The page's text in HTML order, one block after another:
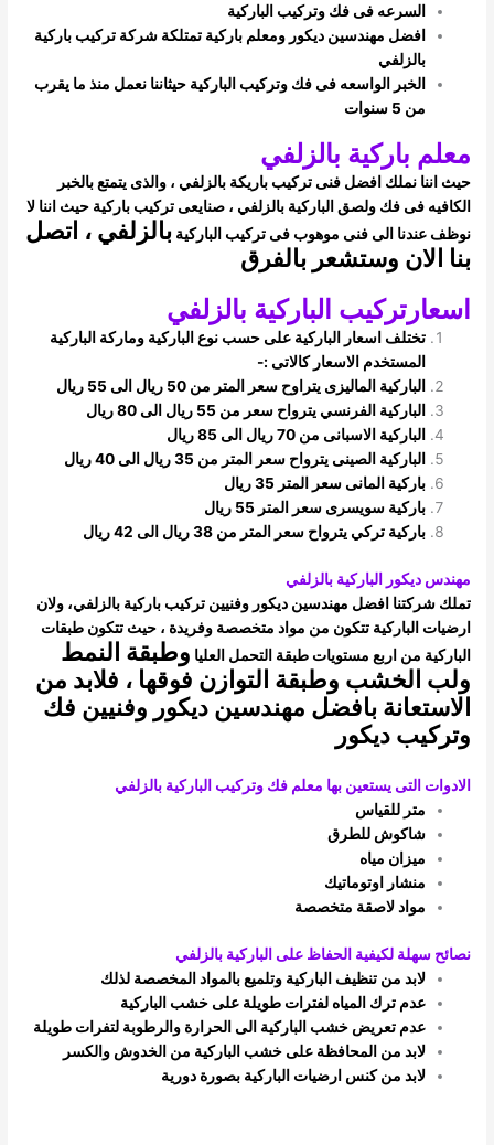
السرعه فى فك وتركيب الباركية
افضل مهندسين ديكور ومعلم باركية تمتلكة شركة تركيب باركية
بالزلفي
الخبر الواسعه فى فك وتركيب الباركية حيثاننا نعمل منذ ما يقرب
من 5 سنوات
معلم باركية بالزلفي
حيث اننا نملك افضل فنى تركيب باريكة بالزلفي ، والذى يتمتع بالخبر
الكافيه فى فك ولصق الباركية بالزلفي ، صنايعى تركيب باركية حيث اننا لا
نوظفعندنا الى فنى موهوب فى تركيب الباركيةبالزلفي ، اتصل
بنا الان وستشعر بالفرق
اسعارتركيب الباركية بالزلفي
تختلف اسعار الباركية على حسب نوع الباركية وماركة الباركية
المستخدم الاسعار كالاتى :-
الباركية الماليزى يتراوح سعر المتر من 50 ريال الى 55 ريال
الباركية الفرنسي يترواح سعر من 55 ريال الى 80 ريال
الباركية الاسبانى من 70 ريال الى 85 ريال
الباركية الصينى يترواح سعر المتر من 35 ريال الى 40 ريال
باركية المانى سعر المتر 35 ريال
باركية سويسرى سعر المتر 55 ريال
باركية تركي يترواح سعر المتر من 38 ريال الى 42 ريال
مهندس ديكور الباركية بالزلفي
تملك شركتنا افضل مهندسين ديكور وفنيين تركيب باركية بالزلفي، ولان
ارضيات الباركية تتكون من مواد متخصصة وفريدة ، حيث تتكون طبقات
الباركية من اربع مستويات طبقة التحمل العليا وطبقة النمط
ولب الخشب وطبقة التوازن فوقها ، فلابد من
الاستعانة بافضل مهندسين ديكور وفنيين فك
وتركيبديكور
الادوات التى يستعين بها معلم فك وتركيب الباركية بالزلفي
متر للقياس
شاكوش للطرق
ميزان مياه
منشار اوتوماتيك
مواد لاصقة متخصصة
نصائح سهلة لكيفية الحفاظ على الباركية بالزلفي
لابد من تنظيف الباركية وتلميع بالمواد المخصصة لذلك
عدم ترك المياه لفترات طويلة على خشب الباركية
عدم تعريض خشب الباركية الى الحرارة والرطوبة لتفرات طويلة
لابد من المحافظة على خشب الباركية من الخدوش والكسر
لابد من كنس ارضيات الباركية بصورة دورية